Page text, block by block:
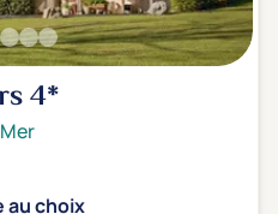
4*
au choix